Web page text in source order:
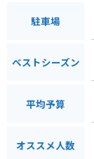
駐車場
ベストシーズン
平均予算
オススメ人数